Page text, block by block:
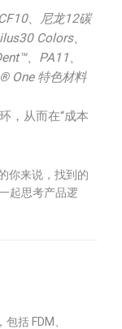
、尼龙12碳
Colors、
、PA11、
One 特色材料
，从而在“成本
你来说，找到的
起思考产品逻
括 FDM、